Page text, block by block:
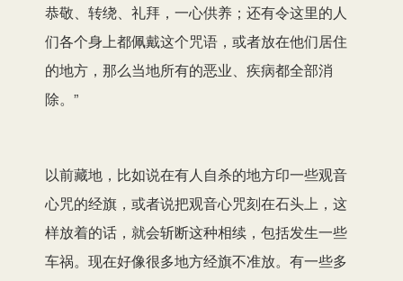
恭敬、转绕、礼拜，一心供养；还有令这里的人
们各个身上都佩戴这个咒语，或者放在他们居住
的地方，那么当地所有的恶业、疾病都全部消
除。”
以前藏地，比如说在有人自杀的地方印一些观音
心咒的经旗，或者说把观音心咒刻在石头上，这
样放着的话，就会斩断这种相续，包括发生一些
车祸。现在好像很多地方经旗不准放。有一些多